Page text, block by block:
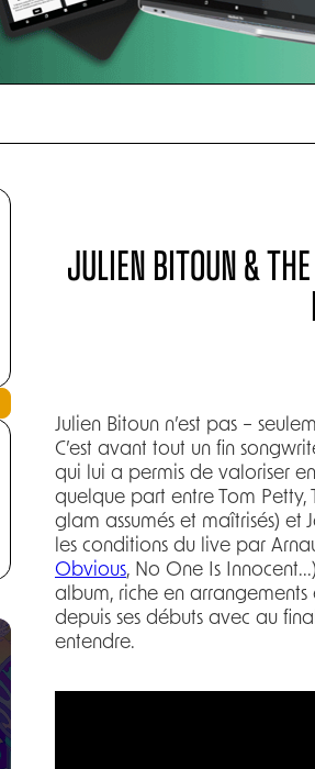
JULIEN BITOUN &
Julien Bitoun n’est pas –
C’est avant tout un fin
qui lui a permis de valoriser
quelque part entre Tom Petty,
glam assumés et maîtrisés) et
les conditions du live par
Obvious, No One Is
album, riche en
depuis ses débuts avec au
entendre.